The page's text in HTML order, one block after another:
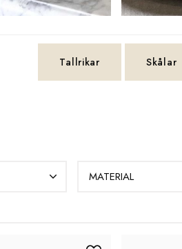
Tallrikar Skålar
MATERIAL